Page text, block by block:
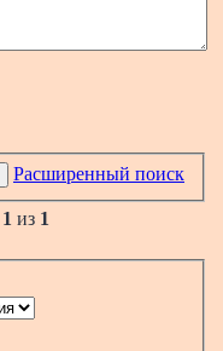
Расширенный поиск
1 из 1